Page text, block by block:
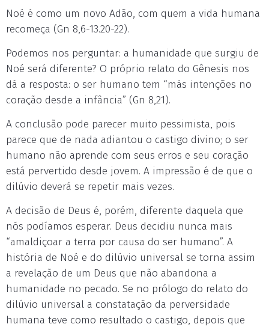
Noé é como um novo Adão, com quem a vida humana
recomeça (Gn 8,6-13.20-22).
Podemos nos perguntar: a humanidade que surgiu de
Noé será diferente? O próprio relato do Gênesis nos
dá a resposta: o ser humano tem “más intenções no
coração desde a infância” (Gn 8,21).
A conclusão pode parecer muito pessimista, pois
parece que de nada adiantou o castigo divino; o ser
humano não aprende com seus erros e seu coração
está pervertido desde jovem. A impressão é de que o
dilúvio deverá se repetir mais vezes.
A decisão de Deus é, porém, diferente daquela que
nós podíamos esperar. Deus decidiu nunca mais
“amaldiçoar a terra por causa do ser humano”. A
história de Noé e do dilúvio universal se torna assim
a revelação de um Deus que não abandona a
humanidade no pecado. Se no prólogo do relato do
dilúvio universal a constatação da perversidade
humana teve como resultado o castigo, depois que